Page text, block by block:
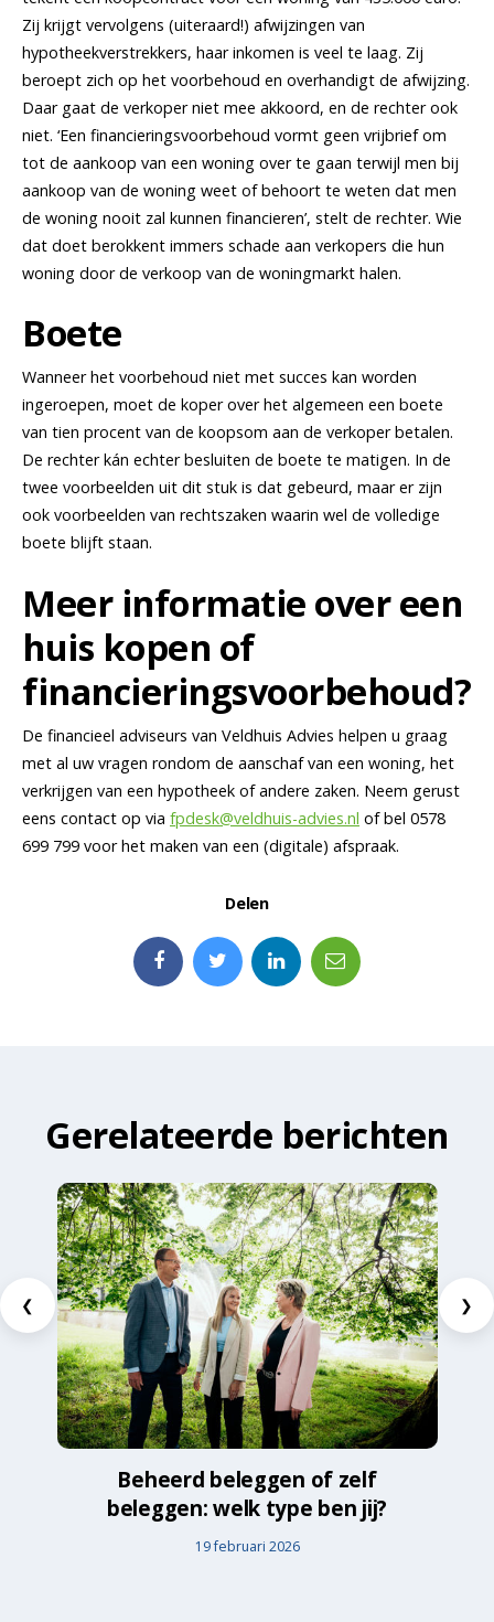
Zij krijgt vervolgens (uiteraard!) afwijzingen van
hypotheekverstrekkers, haar inkomen is veel te laag. Zij
beroept zich op het voorbehoud en overhandigt de afwijzing.
Daar gaat de verkoper niet mee akkoord, en de rechter ook
niet. ‘Een financieringsvoorbehoud vormt geen vrijbrief om
tot de aankoop van een woning over te gaan terwijl men bij
aankoop van de woning weet of behoort te weten dat men
de woning nooit zal kunnen financieren’, stelt de rechter. Wie
dat doet berokkent immers schade aan verkopers die hun
woning door de verkoop van de woningmarkt halen.
Boete
Wanneer het voorbehoud niet met succes kan worden
ingeroepen, moet de koper over het algemeen een boete
van tien procent van de koopsom aan de verkoper betalen.
De rechter kán echter besluiten de boete te matigen. In de
twee voorbeelden uit dit stuk is dat gebeurd, maar er zijn
ook voorbeelden van rechtszaken waarin wel de volledige
boete blijft staan.
Meer informatie over een
huis kopen of
financieringsvoorbehoud?
De financieel adviseurs van Veldhuis Advies helpen u graag
met al uw vragen rondom de aanschaf van een woning, het
verkrijgen van een hypotheek of andere zaken. Neem gerust
eens contact op via fpdesk@veldhuis-advies.nl of bel 0578
699 799 voor het maken van een (digitale) afspraak.
Delen
Gerelateerde berichten
❮ ❯
Beheerd beleggen of zelf
beleggen: welk type ben jij?
19 februari 2026